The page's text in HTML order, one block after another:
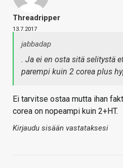
Threadripper
13.7.2017
jabbadap
. Ja ei en osta sitä selitystä
parempi kuin 2 corea plus
Ei tarvitse ostaa mutta ihan
corea on nopeampi kuin 2+HT.
Kirjaudu sisään vastataksesi